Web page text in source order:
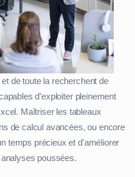
de toute la recherchent de
d'exploiter pleinement
Maîtriser les tableaux
de calcul avancées, ou encore
temps précieux et d'améliorer
poussées.